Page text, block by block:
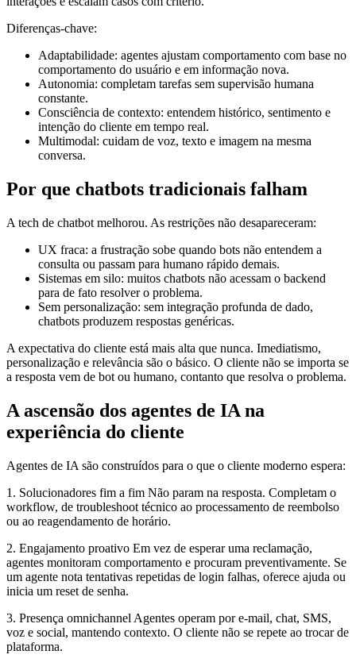
Diferenças-chave:
Adaptabilidade: agentes ajustam comportamento com base no
comportamento do usuário e em informação nova.
Autonomia: completam tarefas sem supervisão humana
constante.
Consciência de contexto: entendem histórico, sentimento e
intenção do cliente em tempo real.
Multimodal: cuidam de voz, texto e imagem na mesma
conversa.
Por que chatbots tradicionais falham
A tech de chatbot melhorou. As restrições não desapareceram:
UX fraca: a frustração sobe quando bots não entendem a
consulta ou passam para humano rápido demais.
Sistemas em silo: muitos chatbots não acessam o backend
para de fato resolver o problema.
Sem personalização: sem integração profunda de dado,
chatbots produzem respostas genéricas.
A expectativa do cliente está mais alta que nunca. Imediatismo,
personalização e relevância são o básico. O cliente não se importa se
a resposta vem de bot ou humano, contanto que resolva o problema.
A ascensão dos agentes de IA na
experiência do cliente
Agentes de IA são construídos para o que o cliente moderno espera:
1. Solucionadores fim a fim Não param na resposta. Completam o
workflow, de troubleshoot técnico ao processamento de reembolso
ou ao reagendamento de horário.
2. Engajamento proativo Em vez de esperar uma reclamação,
agentes monitoram comportamento e procuram preventivamente. Se
um agente nota tentativas repetidas de login falhas, oferece ajuda ou
inicia um reset de senha.
3. Presença omnichannel Agentes operam por e‑mail, chat, SMS,
voz e social, mantendo contexto. O cliente não se repete ao trocar de
plataforma.